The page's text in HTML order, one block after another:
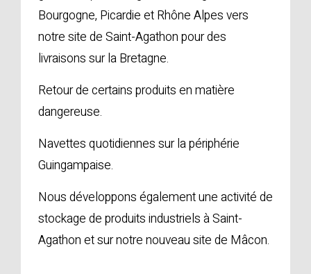
Bourgogne, Picardie et Rhône Alpes vers
notre site de Saint-Agathon pour des
livraisons sur la Bretagne.
Retour de certains produits en matière
dangereuse.
Navettes quotidiennes sur la périphérie
Guingampaise.
Nous développons également une activité de
stockage de produits industriels à Saint-
Agathon et sur notre nouveau site de Mâcon.